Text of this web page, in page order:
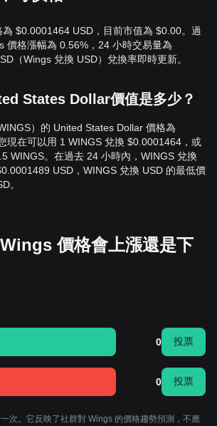
$0.0001464 USD，目前市值為 $0.00。過
價格漲幅為 0.56%，24 小時交易量為
（Wings 兌換 USD）兌換率即時更新。
States Dollar價值是多少？
）的 United States Dollar 價格為
現在可以用 1 WINGS 兌換 $0.0001464，或
WINGS。在過去 24 小時內，WINGS 兌換
USD，WINGS 兌換 USD 的最低價
。
價格會上漲還是下
0 投票
0 投票
次。它反映了社群對 Wings 的價格趨勢預測，不應